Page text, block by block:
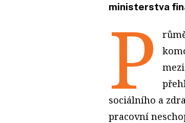
ministerstva
P
sociálního a
pracovní